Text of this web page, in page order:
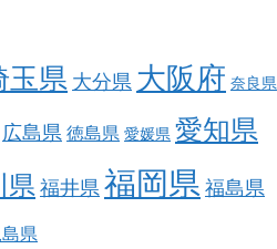
玉県 大分県 大阪府 奈良県
広島県 徳島県 愛媛県 愛知県
県 福井県 福岡県福島県
県